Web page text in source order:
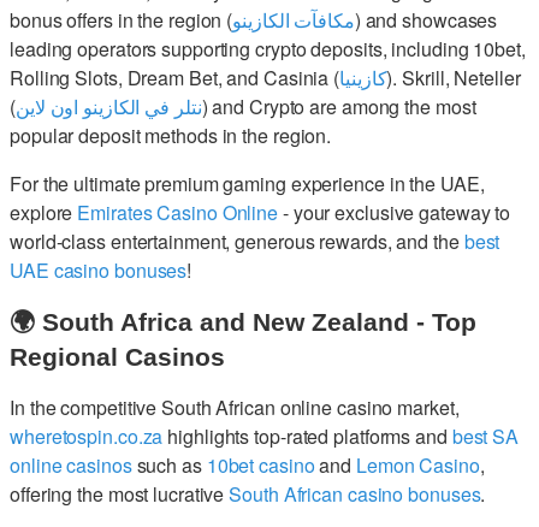
bonus offers in the region (مكافآت الكازينو) and showcases
leading operators supporting crypto deposits, including 10bet,
Rolling Slots, Dream Bet, and Casinia (كازينيا). Skrill, Neteller
(نتلر في الكازينو اون لاين) and Crypto are among the most
popular deposit methods in the region.
For the ultimate premium gaming experience in the UAE,
explore Emirates Casino Online- your exclusive gateway to
world-class entertainment, generous rewards, and thebest
UAE casino bonuses!
🌍 South Africa and New Zealand - Top
Regional Casinos
In the competitive South African online casino market,
wheretospin.co.za highlights top-rated platforms and best SA
online casinossuch as 10bet casinoand Lemon Casino,
offering the most lucrativeSouth African casino bonuses.